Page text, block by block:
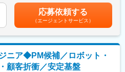
なく、チャットも活用しますので、気
可能です。
していただき、オンラインで年2回ほ
ており、現時点では新大阪の金融案件
です。
リモート勤務手当 賃金はあくまでも目
じて上下する可能性があります。月給
記です。
応募依頼する
（エージェントサービス）
ニア◆PM候補／ロボット・
顧客折衝／安定基盤